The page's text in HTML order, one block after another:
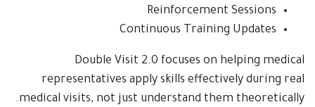
Reinforcement Sessions
Continuous Training Updates
Double Visit 2.0 focuses on helping medical
representatives apply skills effectively during real
medical visits, not just understand them theoretically.